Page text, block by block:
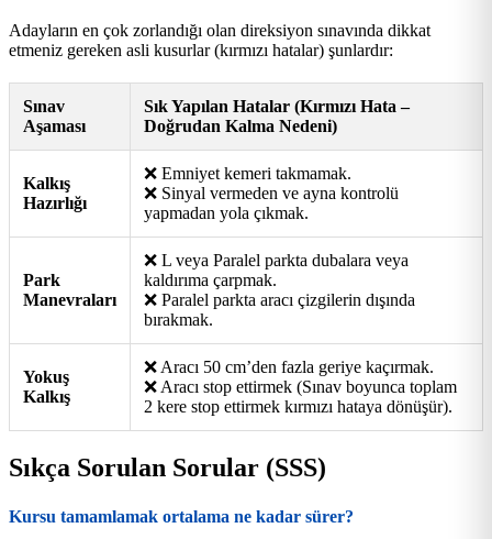
Adayların en çok zorlandığı olan direksiyon sınavında dikkat
etmeniz gereken asli kusurlar (kırmızı hatalar) şunlardır:
Sınav
Aşaması
Sık Yapılan Hatalar (Kırmızı Hata –
Doğrudan Kalma Nedeni)
Kalkış
Hazırlığı
❌ Emniyet kemeri takmamak.
❌ Sinyal vermeden ve ayna kontrolü
yapmadan yola çıkmak.
Park
Manevraları
❌ L veya Paralel parkta dubalara veya
kaldırıma çarpmak.
❌ Paralel parkta aracı çizgilerin dışında
bırakmak.
Yokuş
Kalkış
❌ Aracı 50 cm’den fazla geriye kaçırmak.
❌ Aracı stop ettirmek (Sınav boyunca toplam
2 kere stop ettirmek kırmızı hataya dönüşür).
Sıkça Sorulan Sorular (SSS)
Kursu tamamlamak ortalama ne kadar sürer?